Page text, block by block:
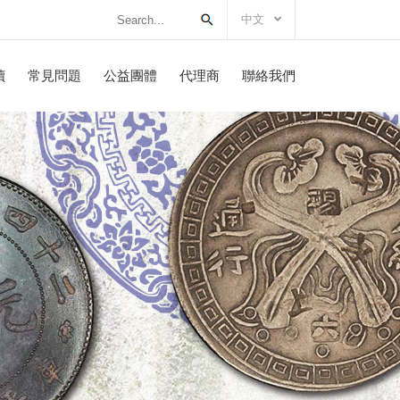
中文
常見問題 公益團體 代理商 聯絡我們